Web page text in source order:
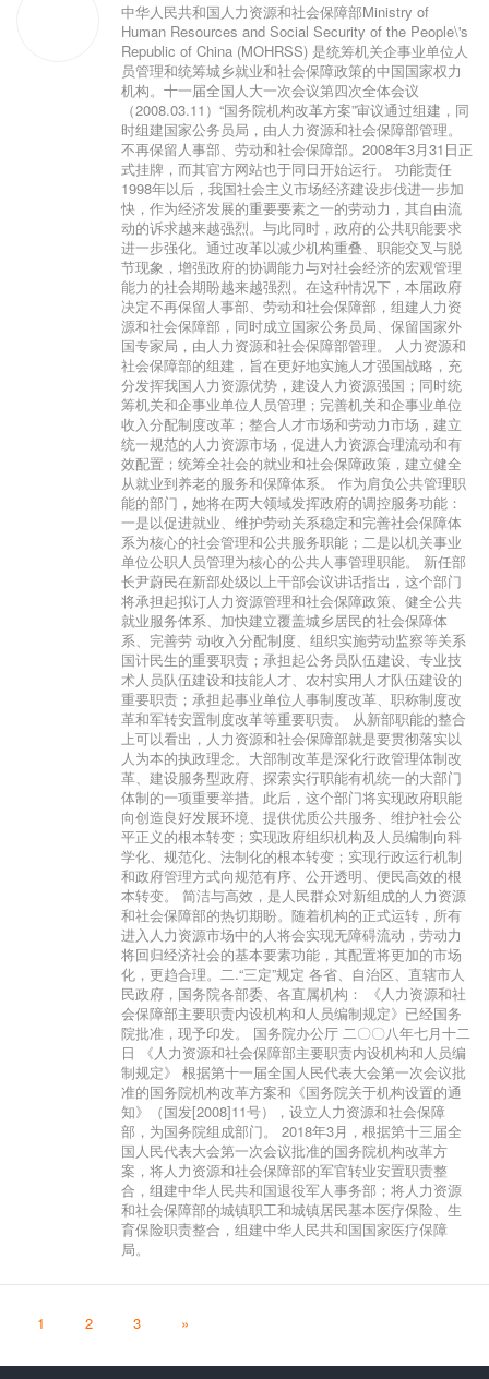
中华人民共和国人力资源和社会保障部Ministry of
Human Resources and Social Security of the People\'s
Republic of China (MOHRSS) 是统筹机关企事业单位人
员管理和统筹城乡就业和社会保障政策的中国国家权力
机构。十一届全国人大一次会议第四次全体会议
（2008.03.11）“国务院机构改革方案”审议通过组建，同
时组建国家公务员局，由人力资源和社会保障部管理。
不再保留人事部、劳动和社会保障部。2008年3月31日正
式挂牌，而其官方网站也于同日开始运行。 功能责任
1998年以后，我国社会主义市场经济建设步伐进一步加
快，作为经济发展的重要要素之一的劳动力，其自由流
动的诉求越来越强烈。与此同时，政府的公共职能要求
进一步强化。通过改革以减少机构重叠、职能交叉与脱
节现象，增强政府的协调能力与对社会经济的宏观管理
能力的社会期盼越来越强烈。在这种情况下，本届政府
决定不再保留人事部、劳动和社会保障部，组建人力资
源和社会保障部，同时成立国家公务员局、保留国家外
国专家局，由人力资源和社会保障部管理。 人力资源和
社会保障部的组建，旨在更好地实施人才强国战略，充
分发挥我国人力资源优势，建设人力资源强国；同时统
筹机关和企事业单位人员管理；完善机关和企事业单位
收入分配制度改革；整合人才市场和劳动力市场，建立
统一规范的人力资源市场，促进人力资源合理流动和有
效配置；统筹全社会的就业和社会保障政策，建立健全
从就业到养老的服务和保障体系。 作为肩负公共管理职
能的部门，她将在两大领域发挥政府的调控服务功能：
一是以促进就业、维护劳动关系稳定和完善社会保障体
系为核心的社会管理和公共服务职能；二是以机关事业
单位公职人员管理为核心的公共人事管理职能。 新任部
长尹蔚民在新部处级以上干部会议讲话指出，这个部门
将承担起拟订人力资源管理和社会保障政策、健全公共
就业服务体系、加快建立覆盖城乡居民的社会保障体
系、完善劳 动收入分配制度、组织实施劳动监察等关系
国计民生的重要职责；承担起公务员队伍建设、专业技
术人员队伍建设和技能人才、农村实用人才队伍建设的
重要职责；承担起事业单位人事制度改革、职称制度改
革和军转安置制度改革等重要职责。 从新部职能的整合
上可以看出，人力资源和社会保障部就是要贯彻落实以
人为本的执政理念。大部制改革是深化行政管理体制改
革、建设服务型政府、探索实行职能有机统一的大部门
体制的一项重要举措。此后，这个部门将实现政府职能
向创造良好发展环境、提供优质公共服务、维护社会公
平正义的根本转变；实现政府组织机构及人员编制向科
学化、规范化、法制化的根本转变；实现行政运行机制
和政府管理方式向规范有序、公开透明、便民高效的根
本转变。 简洁与高效，是人民群众对新组成的人力资源
和社会保障部的热切期盼。随着机构的正式运转，所有
进入人力资源市场中的人将会实现无障碍流动，劳动力
将回归经济社会的基本要素功能，其配置将更加的市场
化，更趋合理。二.“三定”规定 各省、自治区、直辖市人
民政府，国务院各部委、各直属机构： 《人力资源和社
会保障部主要职责内设机构和人员编制规定》已经国务
院批准，现予印发。 国务院办公厅 二〇〇八年七月十二
日 《人力资源和社会保障部主要职责内设机构和人员编
制规定》 根据第十一届全国人民代表大会第一次会议批
准的国务院机构改革方案和《国务院关于机构设置的通
知》（国发[2008]11号），设立人力资源和社会保障
部，为国务院组成部门。 2018年3月，根据第十三届全
国人民代表大会第一次会议批准的国务院机构改革方
案，将人力资源和社会保障部的军官转业安置职责整
合，组建中华人民共和国退役军人事务部；将人力资源
和社会保障部的城镇职工和城镇居民基本医疗保险、生
育保险职责整合，组建中华人民共和国国家医疗保障
局。
1 2 3 »